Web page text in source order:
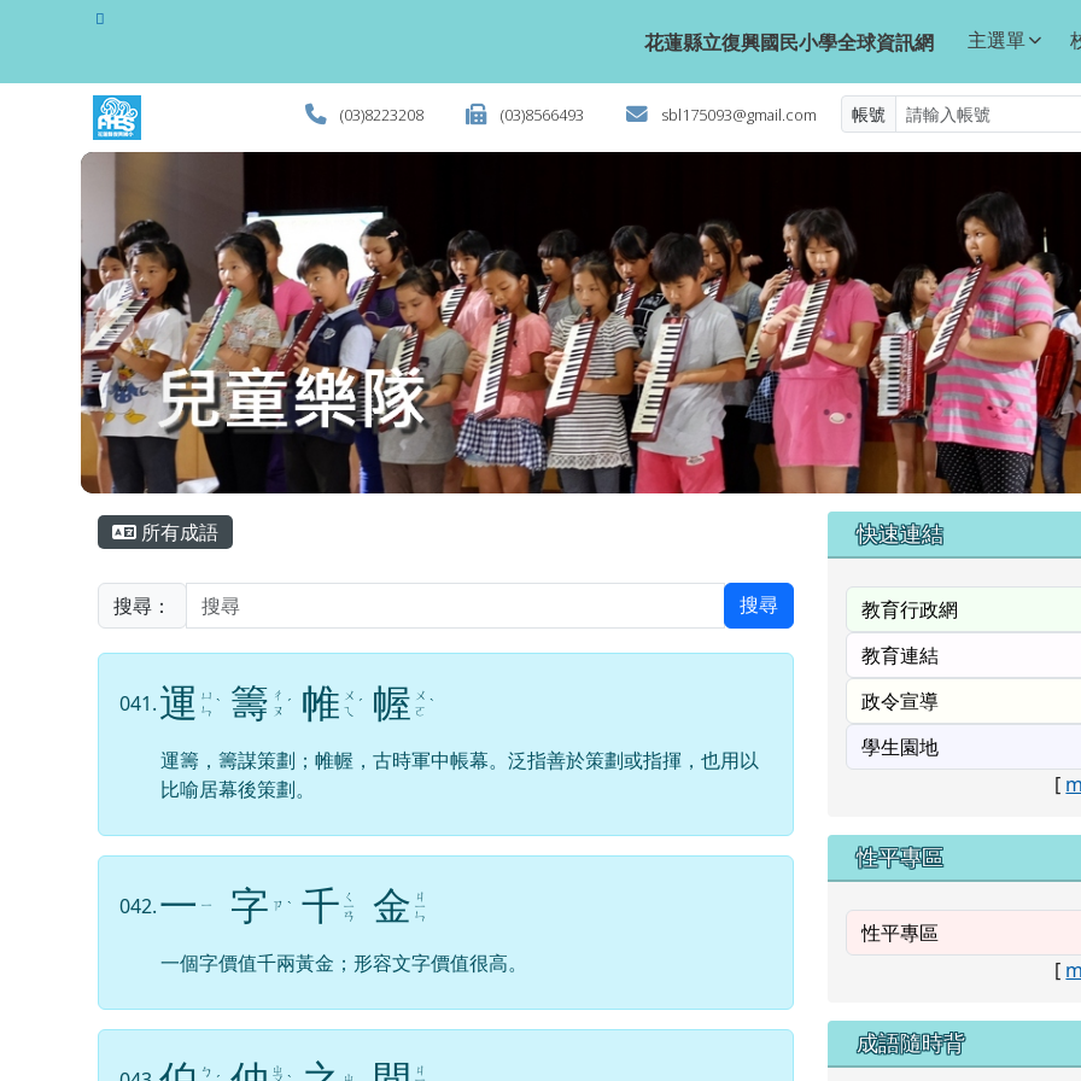
跳至主內容區
花蓮縣立復興國民小學全球資訊網花蓮縣立復興國民小學全球資訊網 主選單
(03)8223208 (03)8566493 sbl175093@gmail.com 帳號
主內容區域
所有成語
搜尋： 搜尋
041.運 ㄩ
ㄣ ˋ 籌 ㄔ
ㄡ ˊ 帷 ㄨ
ㄟ ˊ 幄 ㄨ
ㄛ ˋ
運籌，籌謀策劃；帷幄，古時軍中帳幕。泛指善於策劃或指揮，也用以
比喻居幕後策劃。
042.一 ㄧ 字 ㄗ ˋ 千 ㄑ
ㄧ
ㄢ 金 ㄐ
ㄧ
ㄣ
一個字價值千兩黃金；形容文字價值很高。
ㄅ
ㄓ ㄐ
右邊區域內容
快速連結
[
性平專區
[
成語隨時背
頁尾區域